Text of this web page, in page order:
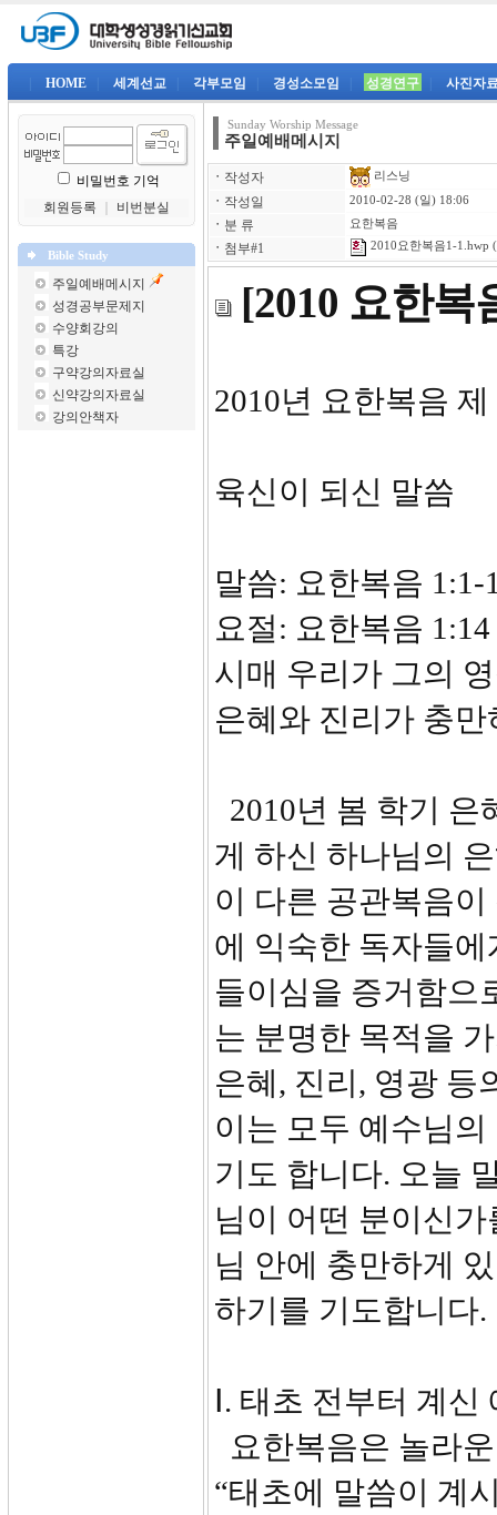
HOME 세계선교 각부모임 경성소모임 성경연구 사진자
비밀번호 기억
회원등록
비번분실
Bible Study
주일예배메시지
성경공부문제지
수양회강의
특강
구약강의자료실
신약강의자료실
강의안책자
Sunday Worship Message
주일예배메시지
ㆍ 작성자 리스닝
ㆍ 작성일 2010-02-28 (일) 18:06
ㆍ 분 류 요한복음
ㆍ 첨부#1 2010요한복음1-1.hwp
[2010 요한복
2010년 요한복음 제
육신이 되신 말씀
말씀: 요한복음 1:1-
요절: 요한복음
시매 우리가 그의
은혜와 진리가 충만
2010년 봄 학기
게 하신 하나님의
이 다른 공관복음
에 익숙한 독자들
들이심을 증거함으
는 분명한 목적을
은혜, 진리, 영광 등
이는 모두 예수님
기도 합니다. 오늘
님이 어떤 분이신
님 안에 충만하게
하기를 기도합니다.
Ⅰ. 태초 전부터 계신
요한복음은 놀라
“태초에 말씀이 계